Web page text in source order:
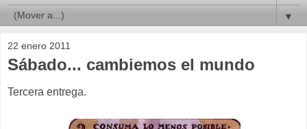
▼
22 enero 2011
Sábado... cambiemos el mundo
Tercera entrega.